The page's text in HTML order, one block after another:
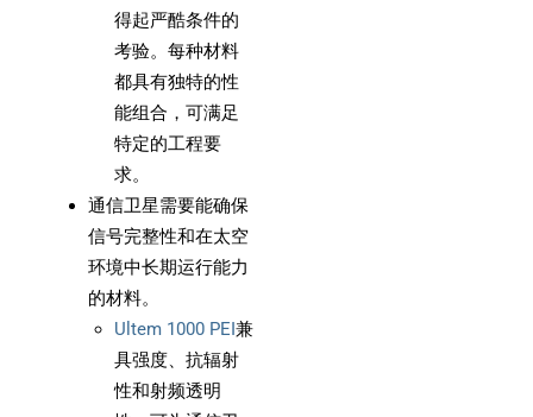
得起严酷条件的
考验。每种材料
都具有独特的性
能组合，可满足
特定的工程要
求。
通信卫星需要能确保
信号完整性和在太空
环境中长期运行能力
的材料。
Ultem 1000 PEI兼
具强度、抗辐射
性和射频透明